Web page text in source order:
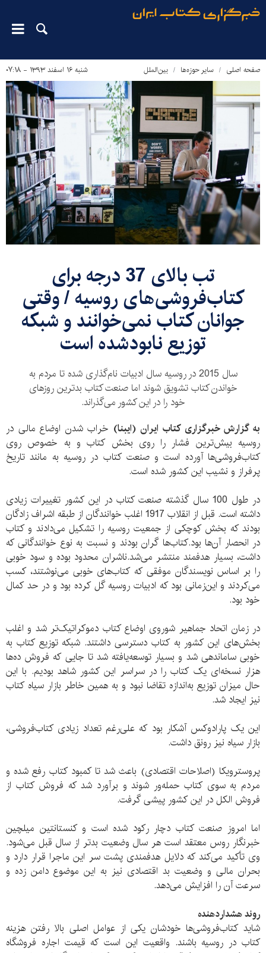
صفحه اصلی سایر حوزه‌ها بین‌الملل شنبه ۱۶ اسفند ۱۳۹۳ - ۰۷:۱۸
تب بالای 37 درجه برای
کتاب‌فروشی‌های روسیه / وقتی
جوانان کتاب نمی‌خوانند و شبکه
توزیع نابودشده است
سال 2015 در روسیه سال ادبیات نام‌گذاری شده تا مردم به
خواندن کتاب تشویق شوند اما صنعت کتاب بدترین روزهای
خود را در این کشور می‌گذراند.
به گزارش خبرگزاری کتاب ایران (ایبنا) خراب شدن اوضاع مالی در
روسیه بیش‌ترین فشار را روی بخش کتاب و به خصوص روی
کتاب‌فروشی‌ها آورده است و صنعت کتاب در روسیه به مانند تاریخ
پرفراز و نشیب این کشور شده است.
در طول 100 سال گذشته صنعت کتاب در این کشور تغییرات زیادی
داشته است. قبل از انقلاب 1917 اغلب خوانندگان از طبقه اشراف زادگان
بودند که بخش کوچکی از جمعیت روسیه را تشکیل می‌دادند و کتاب
در انحصار آن‌ها بود.کتاب‌ها گران بودند و نسبت به نوع خوانندگانی که
داشت، بسیار هدفمند منتشر می‌شد.ناشران محدود بوده و سود خوبی
را بر اساس نویسندگان موفقی که کتاب‌های خوبی می‌نوشتند، کسب
می‌کردند و این‌زمانی بود که ادبیات روسیه گل کرده بود و در حد کمال
خود بود.
در زمان اتحاد جماهیر شوروی اوضاع کتاب دموکراتیک‌تر شد و اغلب
بخش‌های این کشور به کتاب دسترسی داشتند. شبکه توزیع کتاب به
خوبی ساماندهی شد و بسیار توسعه‌یافته شد تا جایی که فروش ده‌ها
هزار نسخه‌ای یک کتاب را در سراسر این کشور شاهد بودیم. با این
حال میزان توزیع به‌اندازه تقاضا نبود و به همین خاطر بازار سیاه کتاب
نیز ایجاد شد.
این یک پارادوکس آشکار بود که علی‌رغم تعداد زیادی کتاب‌فروشی،
بازار سیاه نیز رونق داشت.
پروسترویکا (اصلاحات اقتصادی) باعث شد تا کمبود کتاب رفع شده و
مردم به سوی کتاب حمله‌ور شوند و برآورد شد که فروش کتاب از
فروش الکل در این کشور پیشی گرفت.
اما امروز صنعت کتاب دچار رکود شده است و کنستانتین میلچین
خبرنگار روس معتقد است هر سال وضعیت بدتر از سال قبل می‌شود.
وی تأکید می‌کند که دلایل هدفمندی پشت سر این ماجرا قرار دارد و
بحران مالی و وضعیت بد اقتصادی نیز به این موضوع دامن زده و
سرعت آن را افزایش می‌دهد.
روند هشداردهنده
شاید کتاب‌فروشی‌ها خودشان یکی از عوامل اصلی بالا رفتن هزینه
کتاب در روسیه باشند. واقعیت این است که قیمت اجاره فروشگاه